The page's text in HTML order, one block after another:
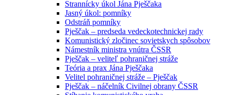
Strannícky úkol Jána Pješčaka
Jasný úkol: pomníky
Odstráň pomníky
Pješčak – predseda vedeckotechnickej rady
Komunistický zločinec sovietskych spôsobov
Námestník ministra vnútra ČSSR
Pješčak – veliteľ pohraničnej stráže
Teória a prax Jána Pješčaka
Velitel pohraničnej stráže – Pješčak
Pješčak – náčelník Civilnej obrany ČSSR